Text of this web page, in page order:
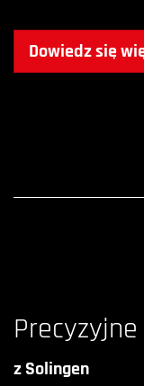
Dowiedz się
z Solingen